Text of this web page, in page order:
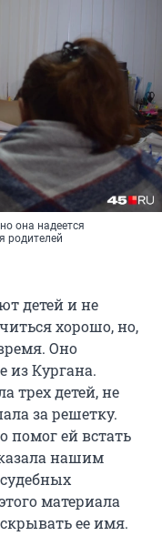
она надеется
родителей
детей и не
хорошо, но,
Оно
из Кургана.
трех детей, не
за решетку.
помог ей встать
нашим
материала
ее имя.